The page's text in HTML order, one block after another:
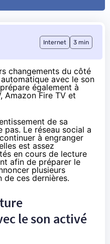
Internet 3 min
changements du côté
avec le son
également à
Amazon Fire TV et
de sa
pas. Le réseau social a
à engranger
est assez
en cours de lecture
afin de préparer le
plusieurs
de ces dernières.
le son activé